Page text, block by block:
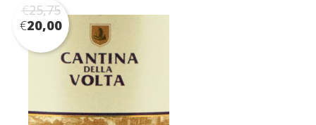
€25,75
€20,00